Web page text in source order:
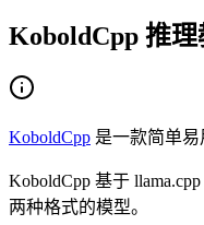
KoboldCpp 推理
KoboldCpp 是一款简单易
KoboldCpp 基于
两种格式的模型。